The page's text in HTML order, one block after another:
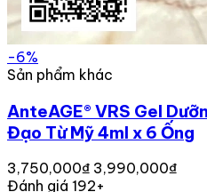
-6%
Sản phẩm khác
AnteAGE® VRS Gel
Đạo Từ Mỹ 4ml x 6 Ống
3,750,000₫ 3,990,000₫
Đánh giá 192+